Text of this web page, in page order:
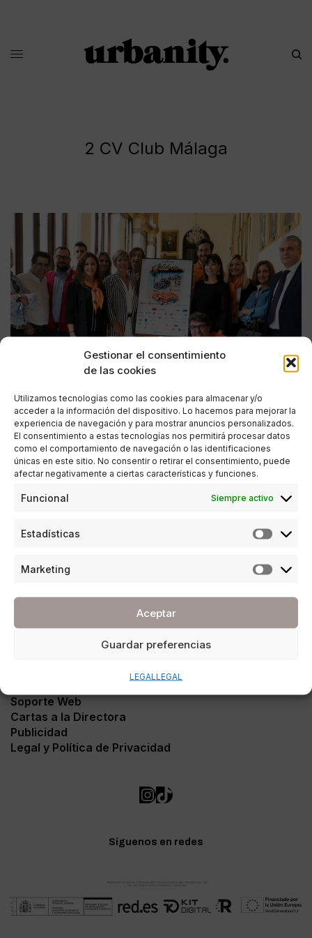
Gestionar el consentimiento
de las cookies
Utilizamos tecnologías como las cookies para almacenar y/o
acceder a la información del dispositivo. Lo hacemos para mejorar la
experiencia de navegación y para mostrar anuncios personalizados.
El consentimiento a estas tecnologías nos permitirá procesar datos
como el comportamiento de navegación o las identificaciones
únicas en este sitio. No consentir o retirar el consentimiento, puede
afectar negativamente a ciertas características y funciones.
Funcional Siempre activo
Estadísticas
Marketing
Aceptar
Guardar preferencias
LEGAL LEGAL
2 CV Club Málaga
ESTILO DE VIDA
El Museo Automovilístico y de la Moda
Siria
10/05/2019
2 MINUTOS DE LECTURA
Soporte Web
Cartas a la Directora
Publicidad
Legal y Política de Privacidad
Síguenos en redes